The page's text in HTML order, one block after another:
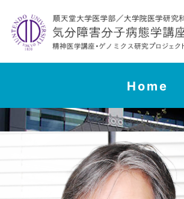
Home